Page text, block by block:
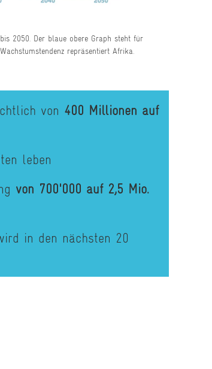
2050. Der blaue obere Graph steht für
repräsentiert Afrika.
von 400 Millionen auf
leben
von 700'000 auf 2,5 Mio.
in den nächsten 20